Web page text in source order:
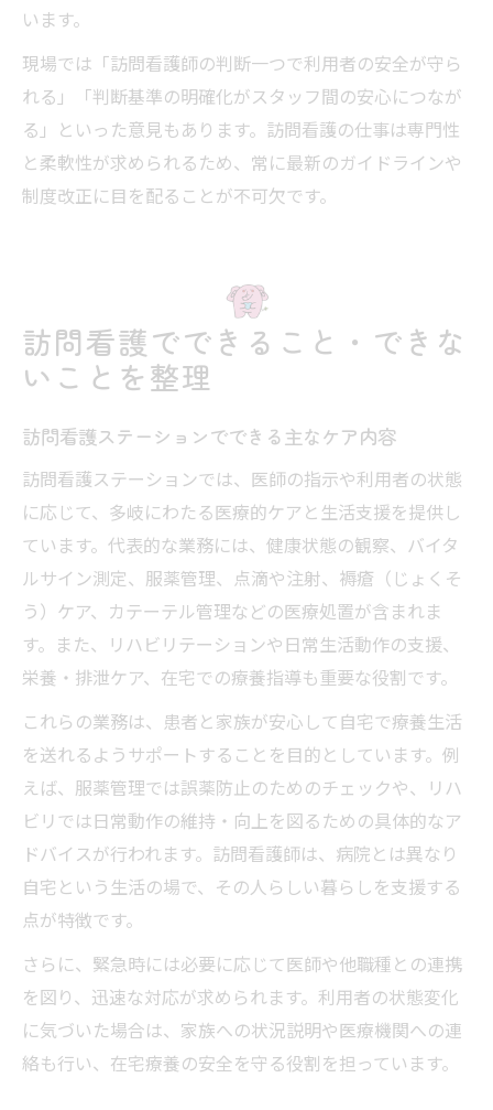
います。
現場では「訪問看護師の判断一つで利用者の安全が守ら
れる」「判断基準の明確化がスタッフ間の安心につなが
る」といった意見もあります。訪問看護の仕事は専門性
と柔軟性が求められるため、常に最新のガイドラインや
制度改正に目を配ることが不可欠です。
訪問看護でできること・できな
いことを整理
訪問看護ステーションでできる主なケア内容
訪問看護ステーションでは、医師の指示や利用者の状態
に応じて、多岐にわたる医療的ケアと生活支援を提供し
ています。代表的な業務には、健康状態の観察、バイタ
ルサイン測定、服薬管理、点滴や注射、褥瘡（じょくそ
う）ケア、カテーテル管理などの医療処置が含まれま
す。また、リハビリテーションや日常生活動作の支援、
栄養・排泄ケア、在宅での療養指導も重要な役割です。
これらの業務は、患者と家族が安心して自宅で療養生活
を送れるようサポートすることを目的としています。例
えば、服薬管理では誤薬防止のためのチェックや、リハ
ビリでは日常動作の維持・向上を図るための具体的なア
ドバイスが行われます。訪問看護師は、病院とは異なり
自宅という生活の場で、その人らしい暮らしを支援する
点が特徴です。
さらに、緊急時には必要に応じて医師や他職種との連携
を図り、迅速な対応が求められます。利用者の状態変化
に気づいた場合は、家族への状況説明や医療機関への連
絡も行い、在宅療養の安全を守る役割を担っています。